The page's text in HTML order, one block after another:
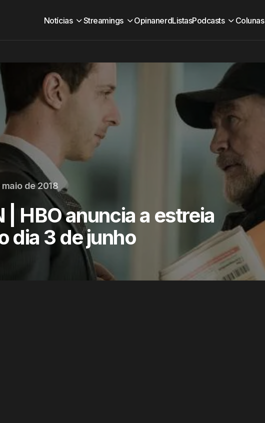
Notícias Streamings OpinanerdListasPodcasts Colunas
de 2018
| HBO anuncia a estreia
dia 3 de junho